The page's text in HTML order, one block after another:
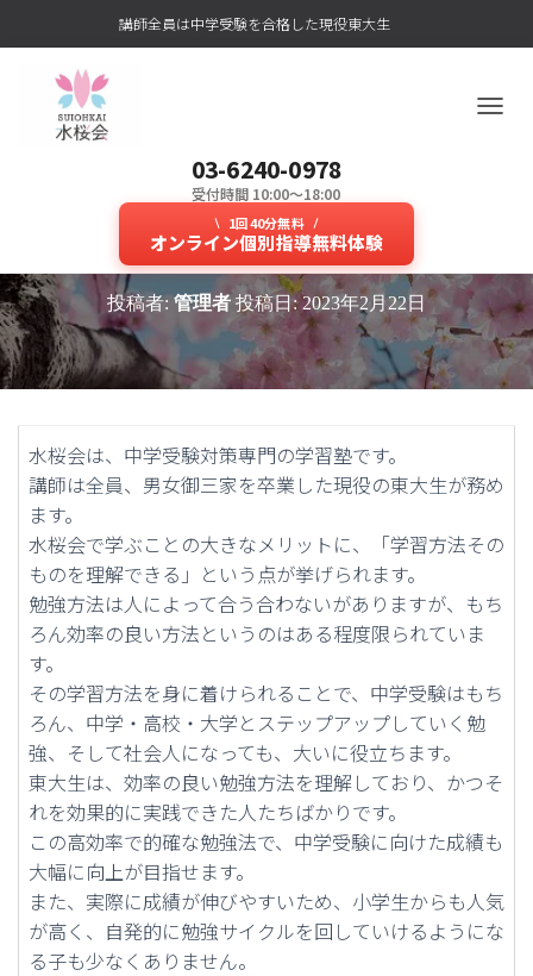
講師全員は中学受験を合格した現役東大生
03-6240-0978
受付時間 10:00～18:00
1回40分無料
オンライン個別指導無料体験
を
切
り
替
え
中学受験対策に東大生の的確な勉
強法が小学生に人気の塾！
投稿者: 管理者 投稿日:2023年2月22日
水桜会は、中学受験対策専門の学習塾です。
講師は全員、男女御三家を卒業した現役の東大生が務め
ます。
水桜会で学ぶことの大きなメリットに、「学習方法その
ものを理解できる」という点が挙げられます。
勉強方法は人によって合う合わないがありますが、もち
ろん効率の良い方法というのはある程度限られていま
す。
その学習方法を身に着けられることで、中学受験はもち
ろん、中学・高校・大学とステップアップしていく勉
強、そして社会人になっても、大いに役立ちます。
東大生は、効率の良い勉強方法を理解しており、かつそ
れを効果的に実践できた人たちばかりです。
この高効率で的確な勉強法で、中学受験に向けた成績も
大幅に向上が目指せます。
また、実際に成績が伸びやすいため、小学生からも人気
が高く、自発的に勉強サイクルを回していけるようにな
る子も少なくありません。